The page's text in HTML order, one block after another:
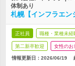
体制あり
札幌【インフラエ
正社員 職種・業種未経
第二新卒歓迎 女性のお
情報更新日：2026/06/19